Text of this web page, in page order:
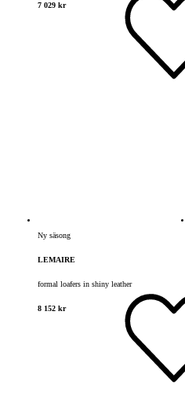
7 029 kr
Ny säsong
LEMAIRE
formal loafers in shiny leather
8 152 kr